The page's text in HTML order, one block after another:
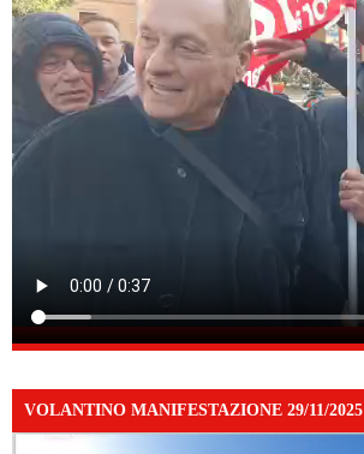
VOLANTINO MANIFESTAZIONE 29/11/2025